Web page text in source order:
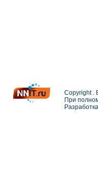
Copyright .
При